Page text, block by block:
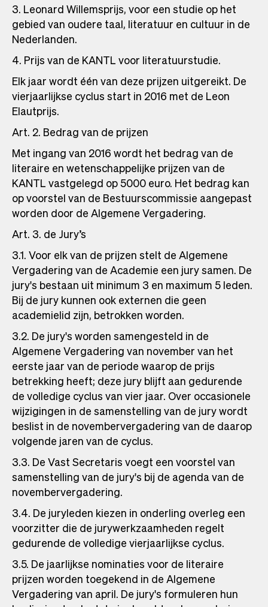
3. Leonard Willemsprijs, voor een studie op het
gebied van oudere taal, literatuur en cultuur in de
Nederlanden.
4. Prijs van de KANTL voor literatuurstudie.
Elk jaar wordt één van deze prijzen uitgereikt. De
vierjaarlijkse cyclus start in 2016 met de Leon
Elautprijs.
Art. 2. Bedrag van de prijzen
Met ingang van 2016 wordt het bedrag van de
literaire en wetenschappelijke prijzen van de
KANTL vastgelegd op 5000 euro. Het bedrag kan
op voorstel van de Bestuurscommissie aangepast
worden door de Algemene Vergadering.
Art. 3. de Jury’s
3.1. Voor elk van de prijzen stelt de Algemene
Vergadering van de Academie een jury samen. De
jury's bestaan uit minimum 3 en maximum 5 leden.
Bij de jury kunnen ook externen die geen
academielid zijn, betrokken worden.
3.2. De jury's worden samengesteld in de
Algemene Vergadering van november van het
eerste jaar van de periode waarop de prijs
betrekking heeft; deze jury blijft aan gedurende
de volledige cyclus van vier jaar. Over occasionele
wijzigingen in de samenstelling van de jury wordt
beslist in de novembervergadering van de daarop
volgende jaren van de cyclus.
3.3. De Vast Secretaris voegt een voorstel van
samenstelling van de jury's bij de agenda van de
novembervergadering.
3.4. De juryleden kiezen in onderling overleg een
voorzitter die de jurywerkzaamheden regelt
gedurende de volledige vierjaarlijkse cyclus.
3.5. De jaarlijkse nominaties voor de literaire
prijzen worden toegekend in de Algemene
Vergadering van april. De jury's formuleren hun